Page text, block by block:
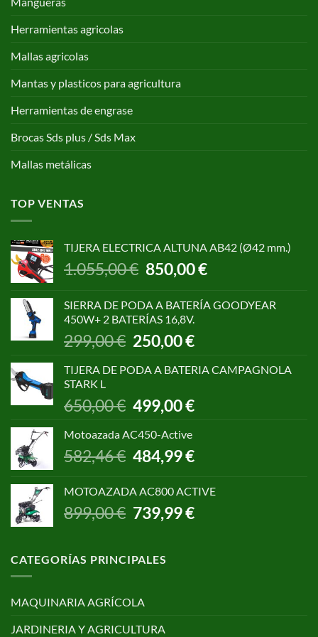
Herramientas agricolas
Mallas agricolas
Mantas y plasticos para agricultura
Herramientas de engrase
Brocas Sds plus / Sds Max
Mallas metálicas
TOP VENTAS
TIJERA ELECTRICA ALTUNA AB42 (Ø42 mm.)
1.055,00€ El
precio
era:
1.055,00 €.
850,00€El
precio
es:
SIERRA DE PODA A BATERÍA GOODYEAR
450W+ 2 BATERÍAS 16,8V.
299,00€ El
precio
original
299,00 €.
250,00€El
precio
actual
250,00 €.
TIJERA DE PODA A BATERIA CAMPAGNOLA
STARK L
650,00€
El
precio
original
650,00 €.
499,00€El
precio
499,00 €.
Motoazada AC450-Active
582,46€
El
precio
era:
582,46 €.
484,99€El
precio
es:
484,99 €.
MOTOAZADA AC800 ACTIVE
899,00€ El
precio
era:
899,00 €.
739,99€El
precio
CATEGORÍAS PRINCIPALES
MAQUINARIA AGRÍCOLA
JARDINERIA Y AGRICULTURA